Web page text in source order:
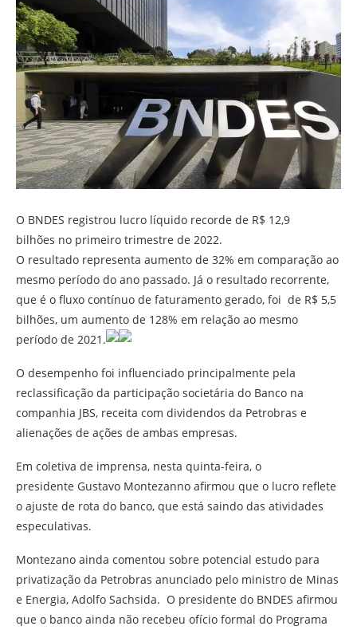
O BNDES registrou lucro líquido recorde de R$ 12,9
bilhões no primeiro trimestre de 2022.
O resultado representa aumento de 32% em comparação ao
mesmo período do ano passado. Já o resultado recorrente,
que é o fluxo contínuo de faturamento gerado, foi de R$ 5,5
bilhões, um aumento de 128% em relação ao mesmo
período de 2021.
O desempenho foi influenciado principalmente pela
reclassificação da participação societária do Banco na
companhia JBS, receita com dividendos da Petrobras e
alienações de ações de ambas empresas.
Em coletiva de imprensa, nesta quinta-feira, o
presidente Gustavo Montezanno afirmou que o lucro reflete
o ajuste de rota do banco, que está saindo das atividades
especulativas.
Montezano ainda comentou sobre potencial estudo para
privatização da Petrobras anunciado pelo ministro de Minas
e Energia, Adolfo Sachsida. O presidente do BNDES afirmou
que o banco ainda não recebeu ofício formal do Programa